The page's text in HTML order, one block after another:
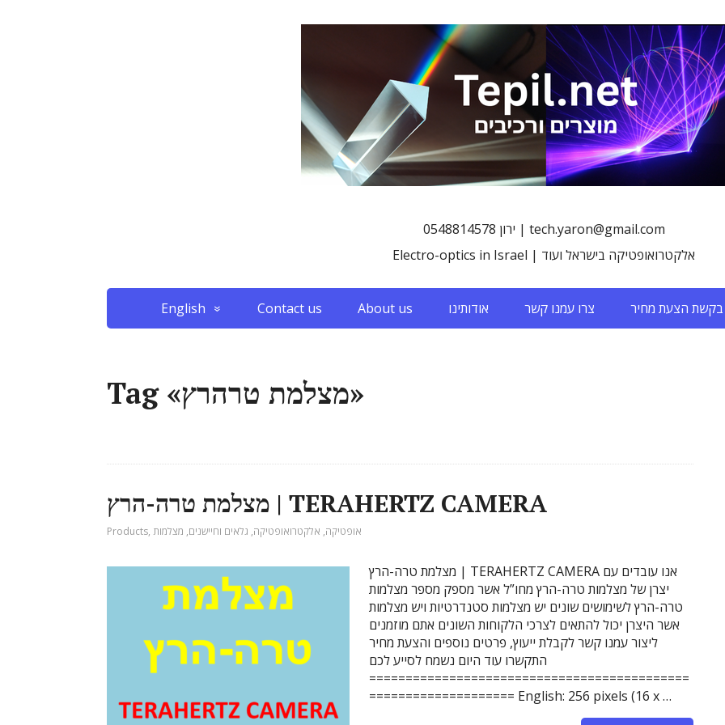
0548814578 ירון | tech.yaron@gmail.com
Electro-optics in Israel | אלקטרואופטיקה בישראל ועוד
English Contact us About us אודותינו צרו עמנו קשר בקשת הצעת מחיר
Tag «מצלמת טרהרץ»
מצלמת טרה-הרץ | TERAHERTZ CAMERA
Products, אופטיקה, אלקטרואופטיקה, גלאים וחיישנים, מצלמות
מצלמת טרה-הרץ | TERAHERTZ CAMERA אנו עובדים עם
יצרן של מצלמות טרה-הרץ מחו”ל אשר מספק מספר מצלמות
טרה-הרץ לשימושים שונים יש מצלמות סטנדרטיות ויש מצלמות
אשר היצרן יכול להתאים לצרכי הלקוחות השונים אתם מוזמנים
ליצור עמנו קשר לקבלת ייעוץ, פרטים נוספים והצעת מחיר
התקשרו עוד היום נשמח לסייע לכם
============================================
==================== English: 256 pixels (16 x …